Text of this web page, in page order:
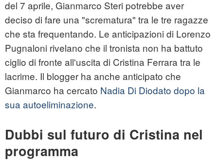
del 7 aprile, Gianmarco Steri potrebbe aver
deciso di fare una "scrematura" tra le tre ragazze
che sta frequentando. Le anticipazioni di Lorenzo
Pugnaloni rivelano che il tronista non ha battuto
ciglio di fronte all'uscita di Cristina Ferrara tra le
lacrime. Il blogger ha anche anticipato che
Gianmarco ha cercato Nadia Di Diodato dopo la
sua autoeliminazione.
Dubbi sul futuro di Cristina nel
programma